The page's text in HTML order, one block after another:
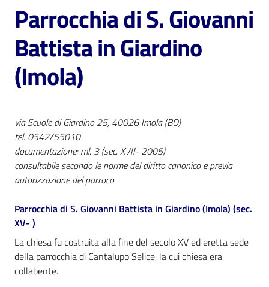
Cosa
puoi
fare
Scopri
i
contenuti
online
Parrocchia di S. Giovanni
Battista in Giardino
(Imola)
via Scuole di Giardino 25, 40026 Imola (BO)
tel. 0542/55010
documentazione: ml. 3 (sec. XVII- 2005)
consultabile secondo le norme del diritto canonico e previa
autorizzazione del parroco
Parrocchia di S. Giovanni Battista in Giardino (Imola) (sec.
XV- )
La chiesa fu costruita alla fine del secolo XV ed eretta sede
della parrocchia di Cantalupo Selice, la cui chiesa era
collabente.